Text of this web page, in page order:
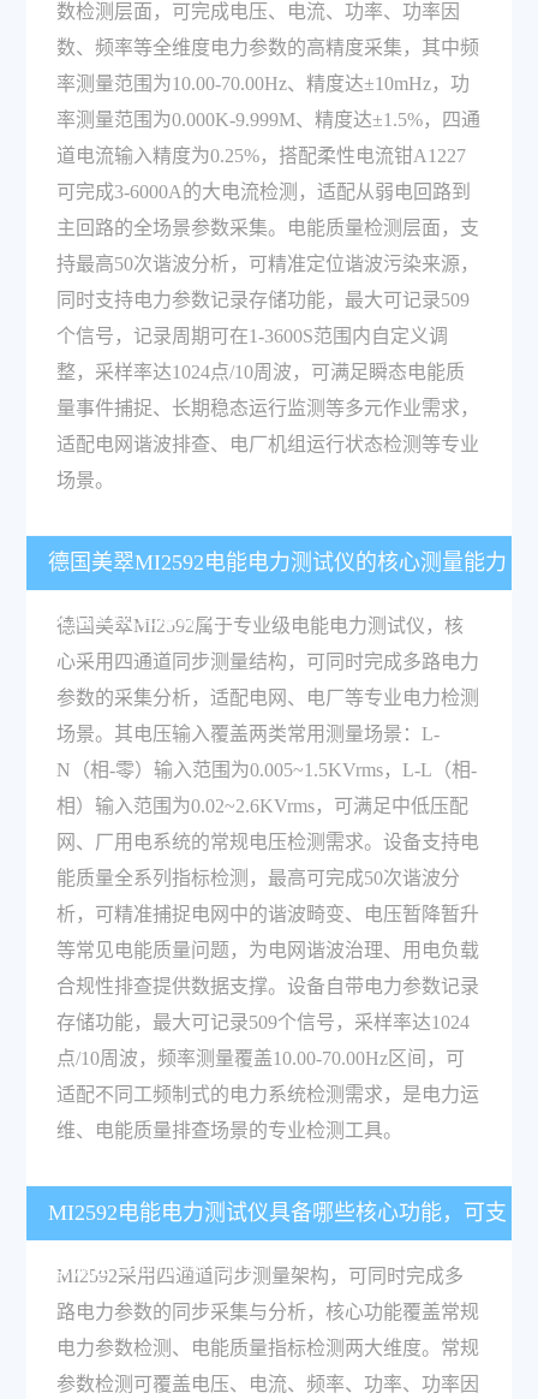
数检测层面，可完成电压、电流、功率、功率因
数、频率等全维度电力参数的高精度采集，其中频
率测量范围为10.00-70.00Hz、精度达±10mHz，功
率测量范围为0.000K-9.999M、精度达±1.5%，四通
道电流输入精度为0.25%，搭配柔性电流钳A1227
可完成3-6000A的大电流检测，适配从弱电回路到
主回路的全场景参数采集。电能质量检测层面，支
持最高50次谐波分析，可精准定位谐波污染来源，
同时支持电力参数记录存储功能，最大可记录509
个信号，记录周期可在1-3600S范围内自定义调
整，采样率达1024点/10周波，可满足瞬态电能质
量事件捕捉、长期稳态运行监测等多元作业需求，
适配电网谐波排查、电厂机组运行状态检测等专业
场景。
德国美翠MI2592电能电力测试仪的核心测量能力
及适配场景是什么？
德国美翠MI2592属于专业级电能电力测试仪，核
心采用四通道同步测量结构，可同时完成多路电力
参数的采集分析，适配电网、电厂等专业电力检测
场景。其电压输入覆盖两类常用测量场景：L-
N（相-零）输入范围为0.005~1.5KVrms，L-L（相-
相）输入范围为0.02~2.6KVrms，可满足中低压配
网、厂用电系统的常规电压检测需求。设备支持电
能质量全系列指标检测，最高可完成50次谐波分
析，可精准捕捉电网中的谐波畸变、电压暂降暂升
等常见电能质量问题，为电网谐波治理、用电负载
合规性排查提供数据支撑。设备自带电力参数记录
存储功能，最大可记录509个信号，采样率达1024
点/10周波，频率测量覆盖10.00-70.00Hz区间，可
适配不同工频制式的电力系统检测需求，是电力运
维、电能质量排查场景的专业检测工具。
MI2592电能电力测试仪具备哪些核心功能，可支
撑哪些专业检测作业？
MI2592采用四通道同步测量架构，可同时完成多
路电力参数的同步采集与分析，核心功能覆盖常规
电力参数检测、电能质量指标检测两大维度。常规
参数检测可覆盖电压、电流、频率、功率、功率因